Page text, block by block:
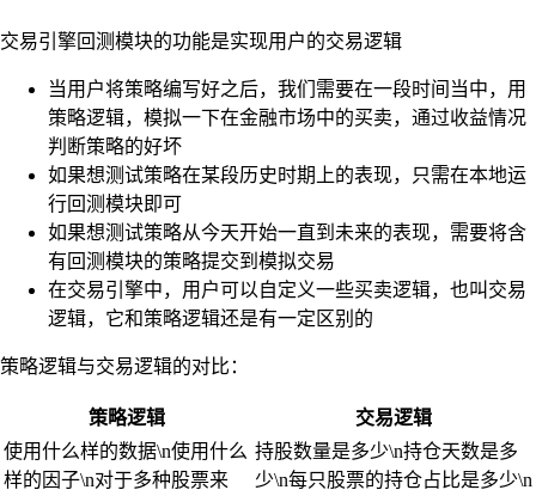
交易引擎回测模块的功能是实现用户的交易逻辑
当用户将策略编写好之后，我们需要在一段时间当中，用
策略逻辑，模拟一下在金融市场中的买卖，通过收益情况
判断策略的好坏
如果想测试策略在某段历史时期上的表现，只需在本地运
行回测模块即可
如果想测试策略从今天开始一直到未来的表现，需要将含
有回测模块的策略提交到模拟交易
在交易引擎中，用户可以自定义一些买卖逻辑，也叫交易
逻辑，它和策略逻辑还是有一定区别的
策略逻辑与交易逻辑的对比：
策略逻辑
交易逻辑
使用什么样的数据\n使用什么
样的因子\n对于多种股票来
持股数量是多少\n持仓天数是多
少\n每只股票的持仓占比是多少\n